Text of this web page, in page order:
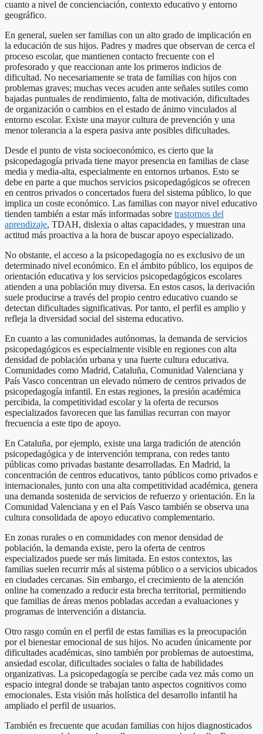
cuanto a nivel de concienciación, contexto educativo y entorno
geográfico.
En general, suelen ser familias con un alto grado de implicación en
la educación de sus hijos. Padres y madres que observan de cerca el
proceso escolar, que mantienen contacto frecuente con el
profesorado y que reaccionan ante los primeros indicios de
dificultad. No necesariamente se trata de familias con hijos con
problemas graves; muchas veces acuden ante señales sutiles como
bajadas puntuales de rendimiento, falta de motivación, dificultades
de organización o cambios en el estado de ánimo vinculados al
entorno escolar. Existe una mayor cultura de prevención y una
menor tolerancia a la espera pasiva ante posibles dificultades.
Desde el punto de vista socioeconómico, es cierto que la
psicopedagogía privada tiene mayor presencia en familias de clase
media y media-alta, especialmente en entornos urbanos. Esto se
debe en parte a que muchos servicios psicopedagógicos se ofrecen
en centros privados o concertados fuera del sistema público, lo que
implica un coste económico. Las familias con mayor nivel educativo
tienden también a estar más informadas sobre trastornos del
aprendizaje, TDAH, dislexia o altas capacidades, y muestran una
actitud más proactiva a la hora de buscar apoyo especializado.
No obstante, el acceso a la psicopedagogía no es exclusivo de un
determinado nivel económico. En el ámbito público, los equipos de
orientación educativa y los servicios psicopedagógicos escolares
atienden a una población muy diversa. En estos casos, la derivación
suele producirse a través del propio centro educativo cuando se
detectan dificultades significativas. Por tanto, el perfil es amplio y
refleja la diversidad social del sistema educativo.
En cuanto a las comunidades autónomas, la demanda de servicios
psicopedagógicos es especialmente visible en regiones con alta
densidad de población urbana y una fuerte cultura educativa.
Comunidades como Madrid, Cataluña, Comunidad Valenciana y
País Vasco concentran un elevado número de centros privados de
psicopedagogía infantil. En estas regiones, la presión académica
percibida, la competitividad escolar y la oferta de recursos
especializados favorecen que las familias recurran con mayor
frecuencia a este tipo de apoyo.
En Cataluña, por ejemplo, existe una larga tradición de atención
psicopedagógica y de intervención temprana, con redes tanto
públicas como privadas bastante desarrolladas. En Madrid, la
concentración de centros educativos, tanto públicos como privados e
internacionales, junto con una alta competitividad académica, genera
una demanda sostenida de servicios de refuerzo y orientación. En la
Comunidad Valenciana y en el País Vasco también se observa una
cultura consolidada de apoyo educativo complementario.
En zonas rurales o en comunidades con menor densidad de
población, la demanda existe, pero la oferta de centros
especializados puede ser más limitada. En estos contextos, las
familias suelen recurrir más al sistema público o a servicios ubicados
en ciudades cercanas. Sin embargo, el crecimiento de la atención
online ha comenzado a reducir esta brecha territorial, permitiendo
que familias de áreas menos pobladas accedan a evaluaciones y
programas de intervención a distancia.
Otro rasgo común en el perfil de estas familias es la preocupación
por el bienestar emocional de sus hijos. No acuden únicamente por
dificultades académicas, sino también por problemas de autoestima,
ansiedad escolar, dificultades sociales o falta de habilidades
organizativas. La psicopedagogía se percibe cada vez más como un
espacio integral donde se trabajan tanto aspectos cognitivos como
emocionales. Esta visión más holística del desarrollo infantil ha
ampliado el perfil de usuarios.
También es frecuente que acudan familias con hijos diagnosticados